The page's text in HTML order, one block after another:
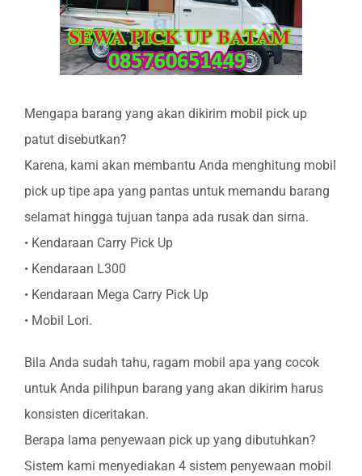
Mengapa barang yang akan dikirim mobil pick up
patut disebutkan?
Karena, kami akan membantu Anda menghitung mobil
pick up tipe apa yang pantas untuk memandu barang
selamat hingga tujuan tanpa ada rusak dan sirna.
• Kendaraan Carry Pick Up
• Kendaraan L300
• Kendaraan Mega Carry Pick Up
• Mobil Lori.
Bila Anda sudah tahu, ragam mobil apa yang cocok
untuk Anda pilihpun barang yang akan dikirim harus
konsisten diceritakan.
Berapa lama penyewaan pick up yang dibutuhkan?
Sistem kami menyediakan 4 sistem penyewaan mobil